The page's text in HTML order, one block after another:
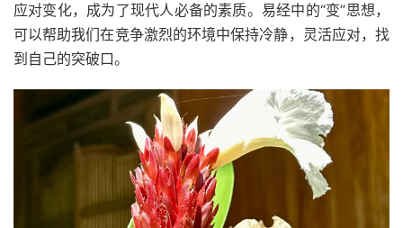
应对变化，成为了现代人必备的素质。易经中的“变”思想，
可以帮助我们在竞争激烈的环境中保持冷静，灵活应对，找
到自己的突破口。